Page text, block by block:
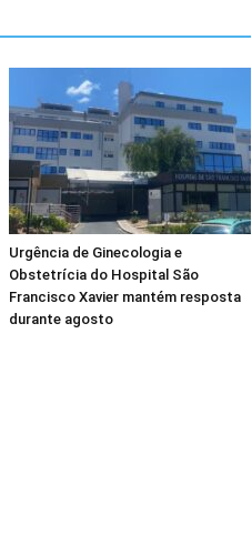
Urgência de Ginecologia e
Obstetrícia do Hospital São
Francisco Xavier mantém resposta
durante agosto